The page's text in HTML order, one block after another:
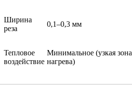
Ширина
реза
0,1–0,3 мм
Тепловое
воздействие
Минимальное (узкая зона
нагрева)